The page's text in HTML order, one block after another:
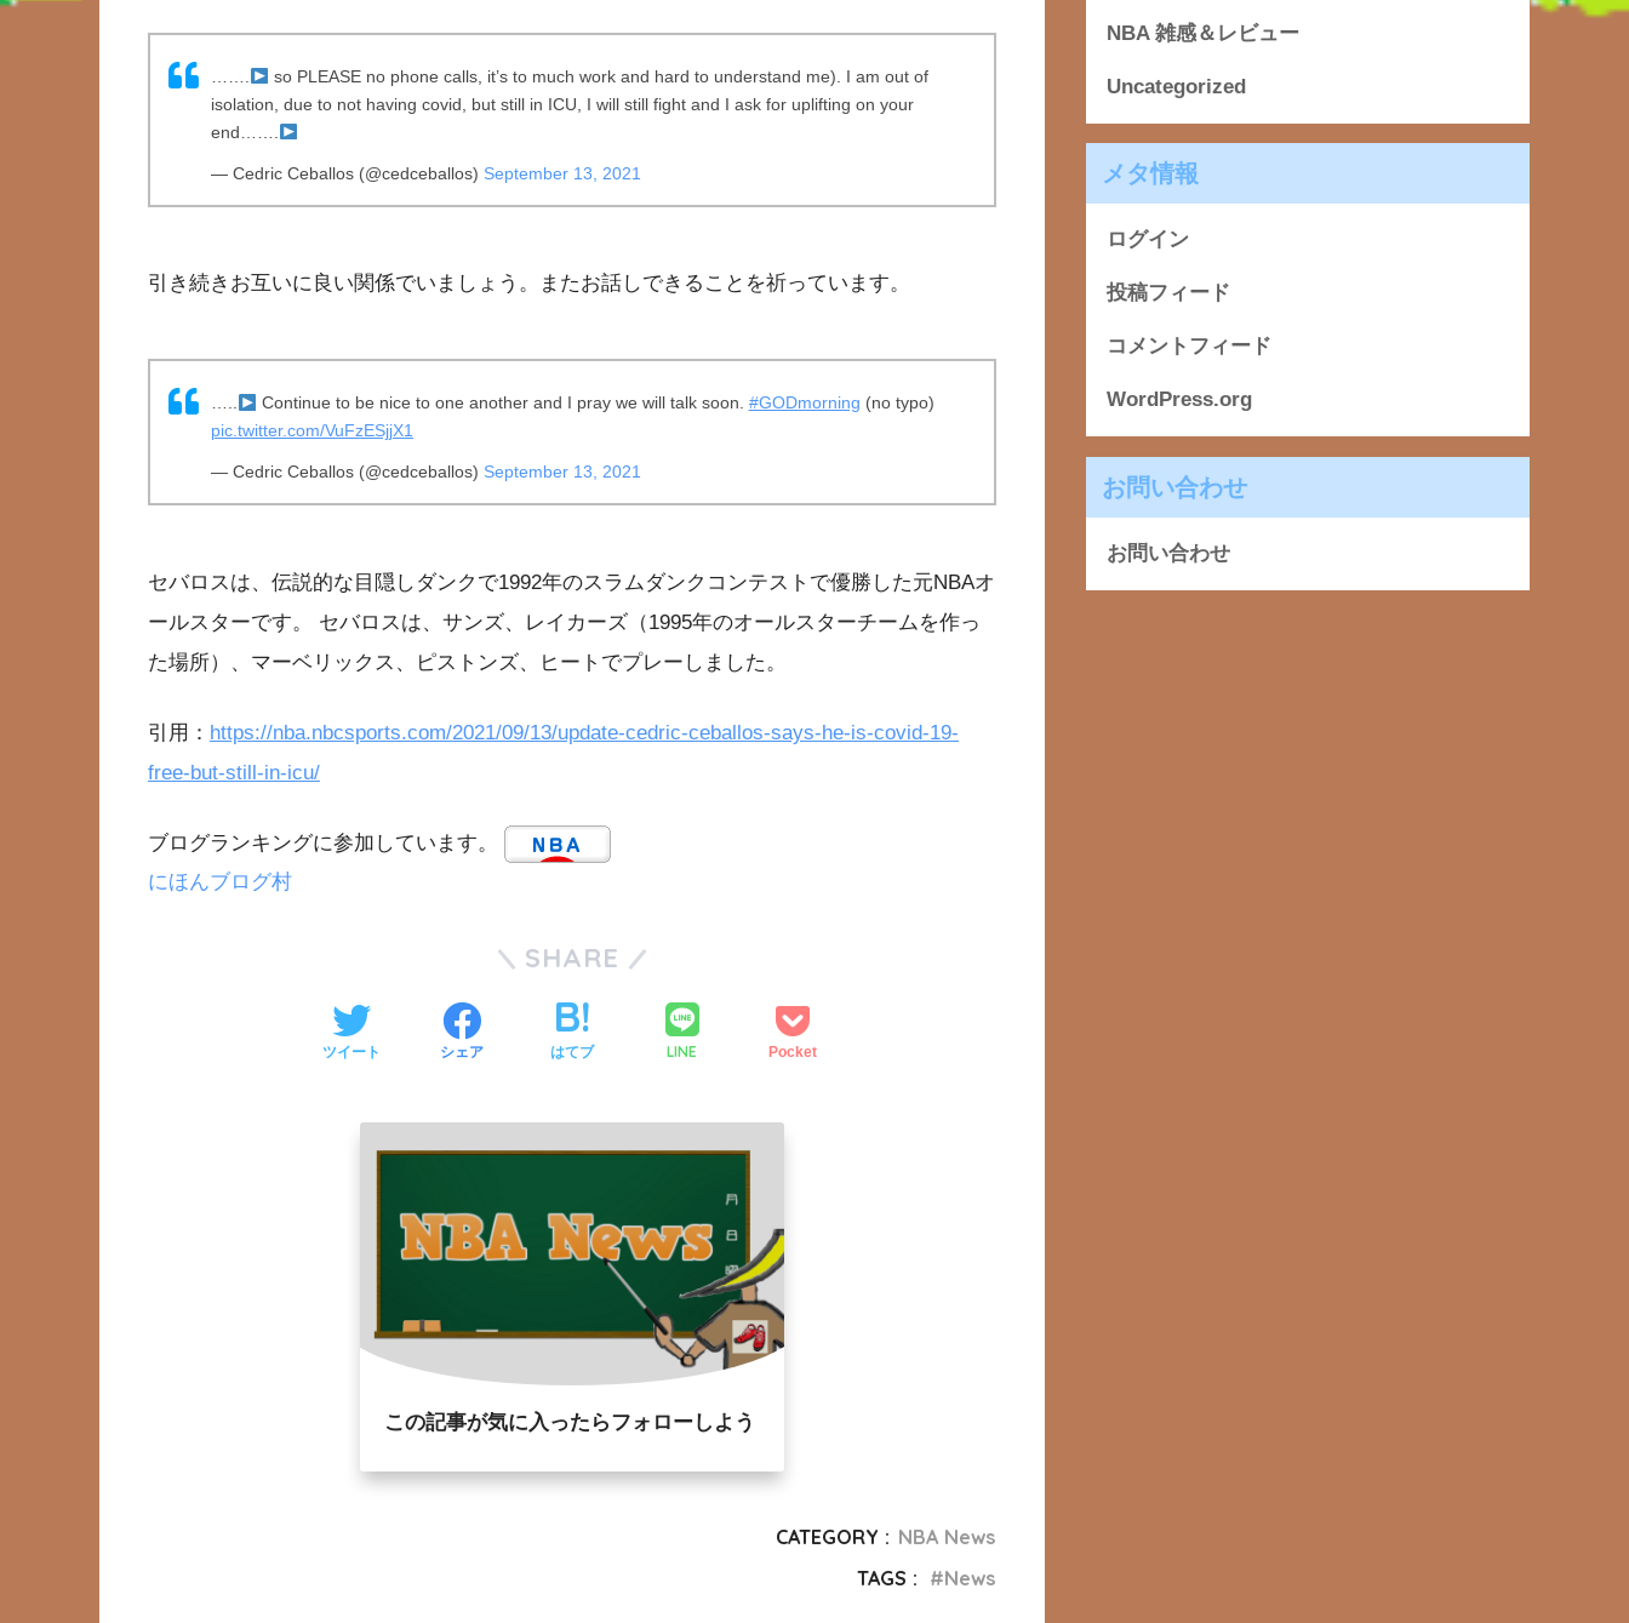
…….
so PLEASE no phone calls, it’s to much work and hard to understand me). I am out of
isolation, due to not having covid, but still in ICU, I will still fight and I ask for uplifting on your
end…….
— Cedric Ceballos (@cedceballos) September 13, 2021
引き続きお互いに良い関係でいましょう。またお話しできることを祈っています。
….. Continue to be nice to one another and I pray we will talk soon. #GODmorning (no typo)
pic.twitter.com/VuFzESjjX1
— Cedric Ceballos (@cedceballos) September 13, 2021
セバロスは、伝説的な目隠しダンクで1992年のスラムダンクコンテストで優勝した元NBAオ
ールスターです。 セバロスは、サンズ、レイカーズ（1995年のオールスターチームを作っ
た場所）、マーベリックス、ピストンズ、ヒートでプレーしました。
引用： https://nba.nbcsports.com/2021/09/13/update-cedric-ceballos-says-he-is-covid-19-
free-but-still-in-icu/
ブログランキングに参加しています。
にほんブログ村
SHARE
ツイート シェア はてブ LINE Pocket
この記事が気に入ったらフォローしよう
CATEGORY : NBA News
TAGS :
News
NBA 雑感＆レビュー
Uncategorized
メタ情報
ログイン
投稿フィード
コメントフィード
WordPress.org
お問い合わせ
お問い合わせ